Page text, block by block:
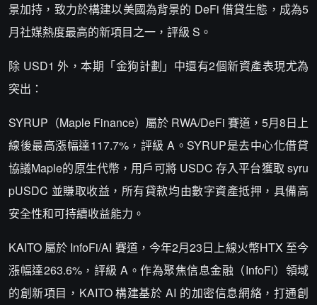
景加持，致力於構建以美國為背景的 DeFi 借貸生態，成為5
月社媒熱度最高的新項目之一，評級 S。
除 USD1 外，本期「金狗計劃」中還有2個新資產表現尤為
突出：
SYRUP（Maple Finance）屬於 RWA/DeFi 賽道，5月8日上
線後最高漲幅達117.7%，評級 A。SYRUP是去中心化借貸
協議Maple的原生代幣，用戶可將 USDC 存入平台獲取 syru
pUSDC 並賺取收益，所有貸款均由數字資產抵押，具備高
安全性和可持續收益能力。
KAITO 屬於 InfoFi/AI 賽道，今年2月23日上線火幣HTX 至今
漲幅達263.6%，評級 A。作為聚焦信息金融（InfoFi）領域
的創新項目，KAITO 構建基於 AI 的加密信息網絡，打通創